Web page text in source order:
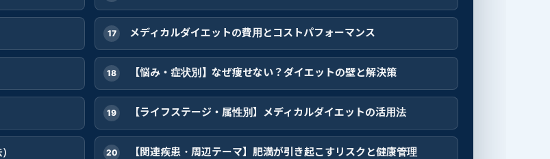
メディカルダイエットの費用とコストパフォーマンス
【悩み・症状別】なぜ痩せない？ダイエットの壁と解決策
【ライフステージ・属性別】メディカルダイエットの活用法
【関連疾患・周辺テーマ】肥満が引き起こすリスクと健康管理